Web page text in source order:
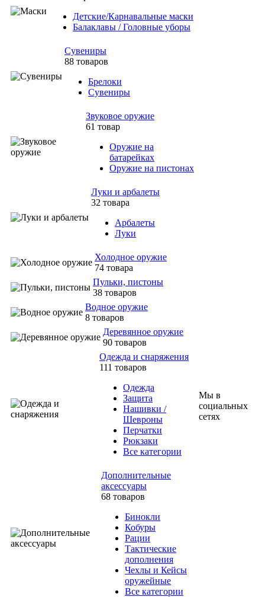
Детские/Карнавальные маски
Балаклавы / Головные уборы
Сувениры
88 товаров
Брелоки
Сувениры
Звуковое оружие
61 товар
Оружие на
батарейках
Оружие на пистонах
Луки и арбалеты
32 товара
Арбалеты
Луки
Холодное оружие
74 товара
Пульки, пистоны
38 товаров
Водное оружие
8 товаров
Деревянное оружие
90 товаров
Одежда и снаряжения
111 товаров
Одежда
Защита
Нашивки /
Шевроны
Перчатки
Рюкзаки
Все категории
Дополнительные
аксессуары
68 товаров
Бинокли
Кобуры
Рации
Тактические
дополнения
Чехлы и Кейсы
оружейные
Все категории
Мы в
социальных
сетях